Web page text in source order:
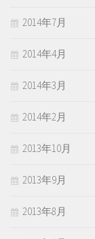
2014年7月
2014年4月
2014年3月
2014年2月
2013年10月
2013年9月
2013年8月